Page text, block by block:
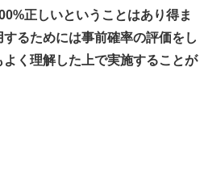
正しいということはあり得ま
るためには事前確率の評価をし
く理解した上で実施することが